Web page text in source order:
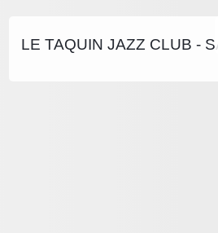
LE TAQUIN JAZZ CLUB -